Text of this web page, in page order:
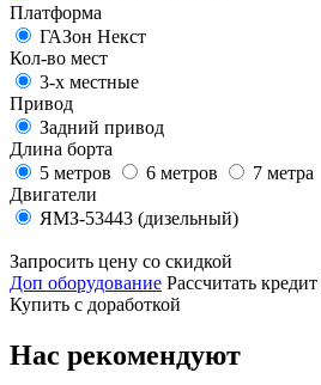
Платформа
ГАЗон Некст
Кол-во мест
3-х местные
Привод
Задний привод
Длина борта
5 метров
6 метров
7 метра
Двигатели
ЯМЗ-53443 (дизельный)
Запросить цену со скидкой
Доп оборудование Рассчитать кредит
Купить с доработкой
Нас рекомендуют